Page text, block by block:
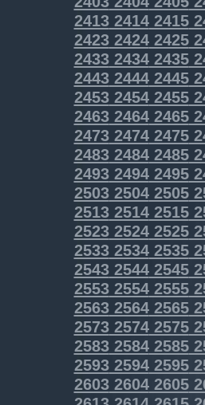
241324142415
242324242425
243324342435
244324442445
245324542455
246324642465
247324742475
248324842485
249324942495
250325042505
251325142515
252325242525
253325342535
254325442545
255325542555
256325642565
257325742575
258325842585
259325942595
260326042605